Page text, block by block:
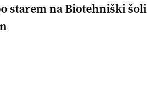
starem na Biotehniški šoli